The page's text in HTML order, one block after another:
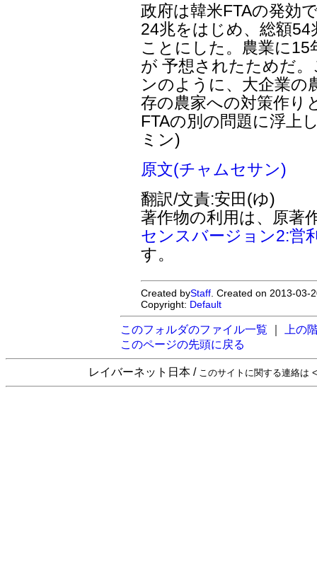
政府は韓米FTAの発効
24兆をはじめ、総額
ことにした。農業に
が 予想されたためだ
ンのように、大企業の
存の農家への対策作り
FTAの別の問題に浮上
ミン)
原文(チャムセサン)
翻訳/文責:安田(ゆ)
著作物の利用は、原著
センスバージョン2:営
す。
Created byStaff . Created on 2013-
Copyright: Default
このフォルダのファイル一覧
上の
このページの先頭に戻る
レイバーネット日本 / このサイトに関する連絡は